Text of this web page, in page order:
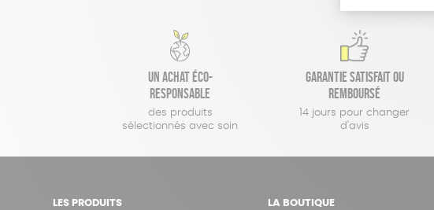
Un achat éco-
responsable
des produits
sélectionnés avec soin
Garantie satisfait ou
remboursé
14 jours pour changer
d'avis
LES PRODUITS LA BOUTIQUE